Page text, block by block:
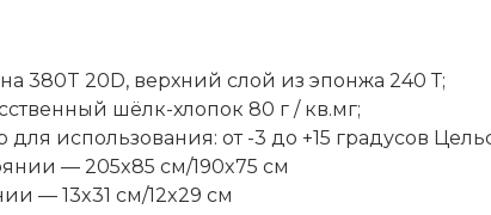
380T 20D, верхний слой из эпонжа 240 Т;
шёлк-хлопок 80 г / кв.мг;
для использования: от -3 до +15 градусов
— 205x85 см/190x75 см
— 13x31 см/12x29 см